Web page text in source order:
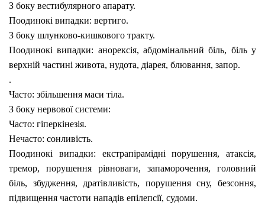
З боку вестибулярного апарату.
Поодинокі випадки: вертиго.
З боку шлунково-кишкового тракту.
Поодинокі випадки: анорексія, абдомінальний біль, біль у
верхній частині живота, нудота, діарея, блювання, запор.
.
Часто: збільшення маси тіла.
З боку нервової системи:
Часто: гіперкінезія.
Нечасто: сонливість.
Поодинокі випадки: екстрапірамідні порушення, атаксія,
тремор, порушення рівноваги, запаморочення, головний
біль, збудження, дратівливість, порушення сну, безсоння,
підвищення частоти нападів епілепсії, судоми.